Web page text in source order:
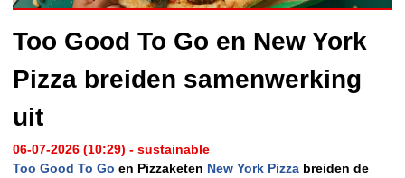
Too Good To Go en New York
Pizza breiden samenwerking
uit
06-07-2026 (10:29) - sustainable
Too Good To Go en Pizzaketen New York Pizza breiden de